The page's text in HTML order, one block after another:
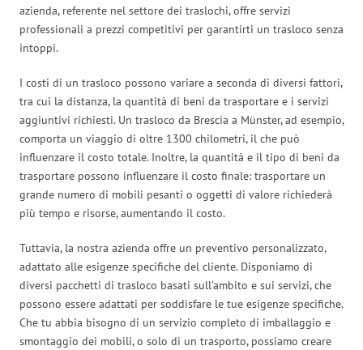
azienda, referente nel settore dei traslochi, offre servizi
professionali a prezzi competitivi per garantirti un trasloco senza
intoppi.
I costi di un trasloco possono variare a seconda di diversi fattori,
tra cui la distanza, la quantità di beni da trasportare e i servizi
aggiuntivi richiesti. Un trasloco da Brescia a Münster, ad esempio,
comporta un viaggio di oltre 1300 chilometri, il che può
influenzare il costo totale. Inoltre, la quantità e il tipo di beni da
trasportare possono influenzare il costo finale: trasportare un
grande numero di mobili pesanti o oggetti di valore richiederà
più tempo e risorse, aumentando il costo.
Tuttavia, la nostra azienda offre un preventivo personalizzato,
adattato alle esigenze specifiche del cliente. Disponiamo di
diversi pacchetti di trasloco basati sull’ambito e sui servizi, che
possono essere adattati per soddisfare le tue esigenze specifiche.
Che tu abbia bisogno di un servizio completo di imballaggio e
smontaggio dei mobili, o solo di un trasporto, possiamo creare